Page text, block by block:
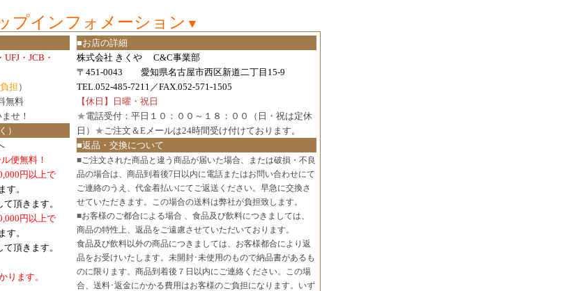
プインフォメーション ▼
・JCB・
担）
無料
せ！
）
便無料！
円以上で
す。
て頂きます。
円以上で
す。
て頂きます。
ります。
■お店の詳細
株式会社 きくや C&C事業部
〒451-0043 愛知県名古屋市西区新道二丁目15-9
TEL.052-485-7211／FAX.052-571-1505
【休日】日曜・祝日
★電話受付：平日１０：００～１８：００（日・祝は定休
日） ★ご注文＆Eメールは24時間受け付けております。
■返品・交換について
■ご注文された商品と違う商品が届いた場合、または破損・不良
品の場合は、商品到着後7日以内に電話またはお問い合わせにて
ご連絡のうえ、代金着払いにてご返送ください。早急に交換さ
せていただきます。この場合の送料は弊社が負担致します。
■お客様のご都合による場合 、食品及び飲料につきましては、
商品の特性上、返品をご遠慮させていただいております。
食品及び飲料以外の商品につきましては、お客様都合により返
品をお受けいたします。未開封･未使用のもので納品書があるも
のに限ります。商品到着後７日以内にご連絡ください。この場
合、送料･返金にかかる費用はお客様のご負担になります。いず